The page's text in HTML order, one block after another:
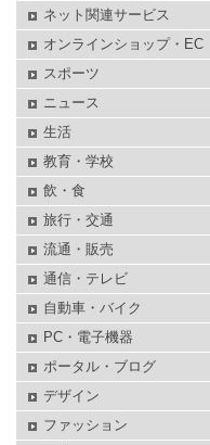
ネット関連サービス
オンラインショップ・EC
スポーツ
ニュース
生活
教育・学校
飲・食
旅行・交通
流通・販売
通信・テレビ
自動車・バイク
PC・電子機器
ポータル・ブログ
デザイン
ファッション